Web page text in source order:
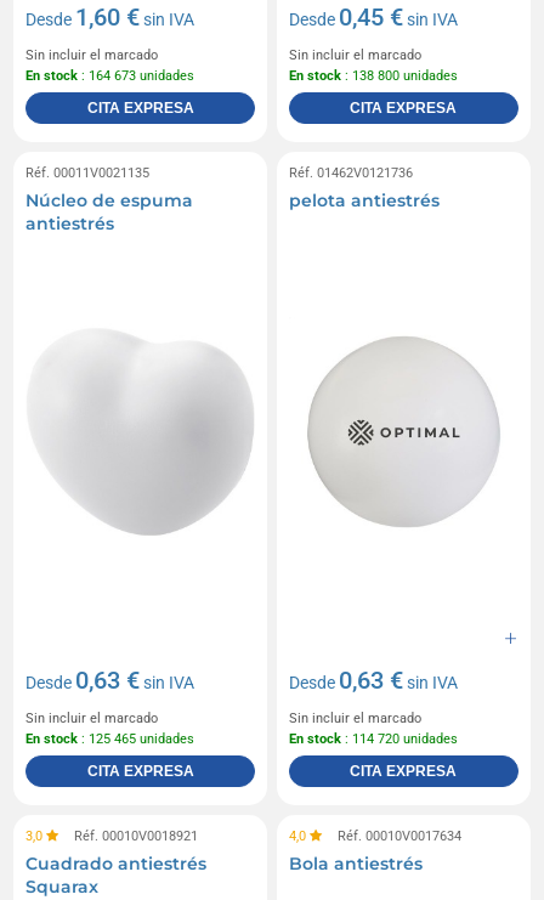
Desde 1,60 €sin IVA
Sin incluir el marcado
En stock : 164 673 unidades
CITA EXPRESA
Desde 0,45 €sin IVA
Sin incluir el marcado
En stock : 138 800 unidades
CITA EXPRESA
Réf. 00011V0021135
Núcleo de espuma
antiestrés
Desde 0,63 €sin IVA
Sin incluir el marcado
En stock : 125 465 unidades
CITA EXPRESA
Réf. 01462V0121736
pelota antiestrés
Desde 0,63 €sin IVA
Sin incluir el marcado
En stock : 114 720 unidades
CITA EXPRESA
3,0 Réf. 00010V0018921
Cuadrado antiestrés
Squarax
4,0 Réf. 00010V0017634
Bola antiestrés